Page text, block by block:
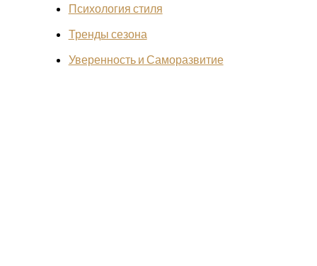
Психология стиля
Тренды сезона
Уверенность и Саморазвитие